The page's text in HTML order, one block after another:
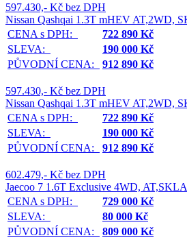
597.430,- Kč bez DPH
Nissan Qashqai 1.3T mHEV AT,2WD,
CENA s DPH:
722 890 Kč
SLEVA:
190 000 Kč
PŮVODNÍ CENA:
912 890 Kč
597.430,- Kč bez DPH
Nissan Qashqai 1.3T mHEV AT,2WD,
CENA s DPH:
722 890 Kč
SLEVA:
190 000 Kč
PŮVODNÍ CENA:
912 890 Kč
602.479,- Kč bez DPH
Jaecoo 7 1.6T Exclusive 4WD,
CENA s DPH:
729 000 Kč
SLEVA:
80 000 Kč
PŮVODNÍ CENA:
809 000 Kč